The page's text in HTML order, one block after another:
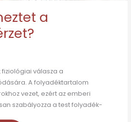
a
válasza a
A folyadéktartalom
vezet, ezért az emberi
szabályozza a test folyadék-